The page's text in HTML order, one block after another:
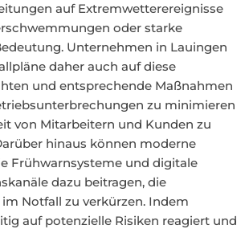
auf Extremwetterereignisse
oder starke
Unternehmen in Lauingen
daher auch auf diese
und entsprechende Maßnahmen
zu minimieren
von Mitarbeitern und Kunden zu
hinaus können moderne
Frühwarnsysteme und digitale
dazu beitragen, die
Notfall zu verkürzen. Indem
auf potenzielle Risiken reagiert und